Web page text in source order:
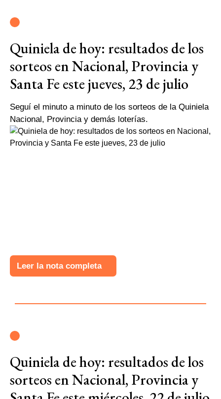
Quiniela de hoy: resultados de los
sorteos en Nacional, Provincia y
Santa Fe este jueves, 23 de julio
Seguí el minuto a minuto de los sorteos de la Quiniela
Nacional, Provincia y demás loterías.
Leer la nota completa
Quiniela de hoy: resultados de los
sorteos en Nacional, Provincia y